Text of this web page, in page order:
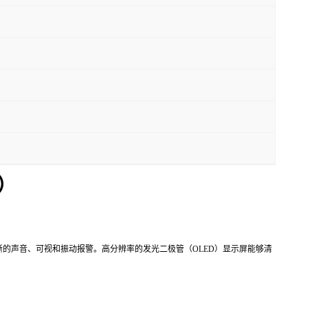
声音、可视和振动报警。高分辨率的发光二极管（OLED）显示屏能够清